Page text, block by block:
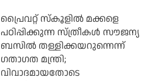
പ്രൈവറ്റ് സ്‌കൂളില്‍ മക്കളെ
പഠിപ്പിക്കുന്ന സ്ത്രീകള്‍ സൗജന്യ
ബസില്‍ തള്ളിക്കയറുന്നെന്ന്
ഗതാഗത മന്ത്രി;
വിവാദമായതോടെ